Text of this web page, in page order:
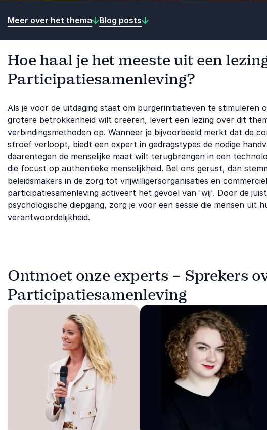
Meer over het thema Blog posts
Hoe haal je het meeste uit een
Participatiesamenleving?
Als je voor de uitdaging staat om burgerinitiatieven te stimuleren
grotere betrokkenheid wilt creëren, levert een lezing over dit
verbindingsmethoden op. Wanneer je bijvoorbeeld merkt dat de
stroef verloopt, biedt een expert in gedragstypes de nodige
daarentegen de menselijke maat wilt terugbrengen in een
die focust op authentieke menselijkheid. Bel ons gerust, dan
beleidsmakers in de zorg tot vrijwilligersorganisaties en
participatiesamenleving activeert het gevoel van 'wij'. Door de
psychologische diepgang, zorg je voor een sessie die mensen uit
verantwoordelijkheid.
Ontmoet onze experts – Sprekers
Participatiesamenleving